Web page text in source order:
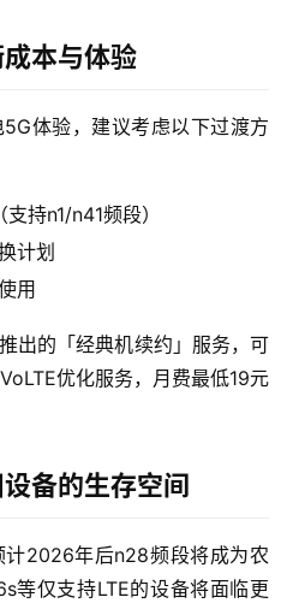
本与体验
体验，建议考虑以下过渡方
持n1/n41频段）
计划
用
出的「经典机续约」服务，可
优化服务，月费最低19元
备的生存空间
计2026年后n28频段将成为农
等仅支持LTE的设备将面临更